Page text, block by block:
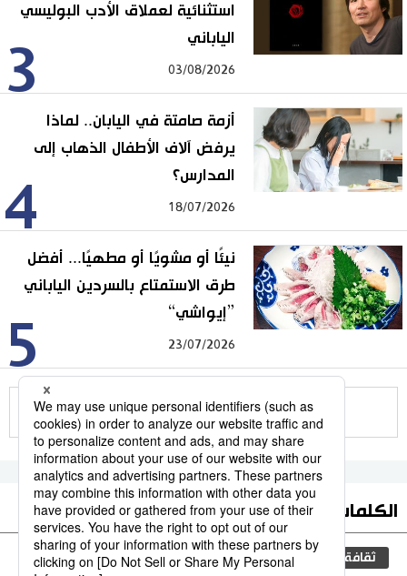
3
استثنائية لعملاق الأدب البوليسي
الياباني
03/08/2026
4
أزمة صامتة في اليابان.. لماذا
يرفض آلاف الأطفال الذهاب إلى
المدارس؟
18/07/2026
5
نيئًا أو مشويًا أو مطهيًا... أفضل
طرق الاستمتاع بالسردين الياباني
”إيواشي“
23/07/2026
للمزيد
الكلمات الأكثر بحثا
ثقافة اليابان جيجي برس مجتمع